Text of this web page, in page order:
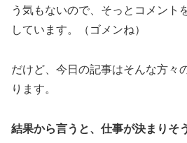
う気もないので、そっとコメント
しています。（ゴメンね）
だけど、今日の記事はそんな方々
ります。
結果から言うと、仕事が決まりそ